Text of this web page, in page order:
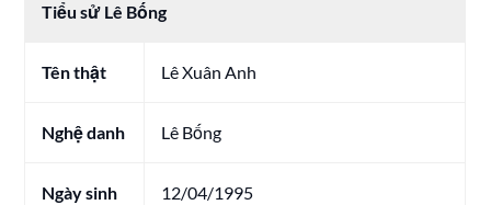
Tiểu sử Lê Bống
Tên thật Lê Xuân Anh
Nghệ danh Lê Bống
Ngày sinh 12/04/1995